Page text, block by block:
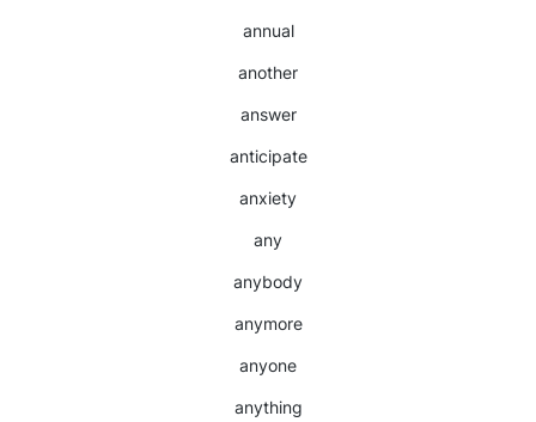
annual
another
answer
anticipate
anxiety
any
anybody
anymore
anyone
anything